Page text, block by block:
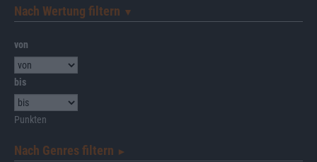
Nach Wertung filtern ▼︎
von
bis
Punkten
Nach Genres filtern ►︎